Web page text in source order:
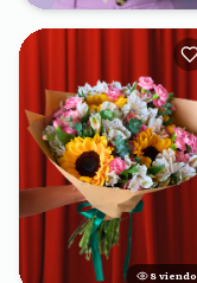
8 viendo